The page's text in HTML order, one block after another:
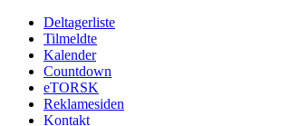
Deltagerliste
Tilmeldte
Kalender
Countdown
eTORSK
Reklamesiden
Kontakt